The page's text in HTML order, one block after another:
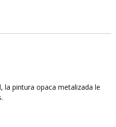
la pintura opaca metalizada le